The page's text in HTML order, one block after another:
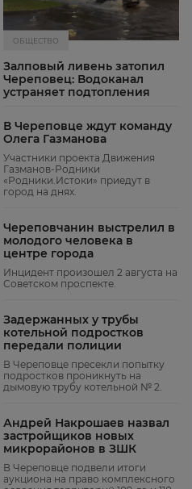
ОБЩЕСТВО
Залповый ливень затопил
Череповец: Водоканал
устраняет подтопления
В Череповце ждут команду
Олега Газманова
Участники проекта Движения
Газманов-Родники
«Родники.Истоки» приедут в
город на днях.
Череповчанин выстрелил в
молодого человека в
центре города
Инцидент произошел 2 августа на
Советском проспекте.
Задержанных у трубы
котельной подростков
передали полиции
В Череповце пресекли попытку
подростков проникнуть на
дымовую трубу котельной № 2.
Андрей Накрошаев назвал
застройщиков новых
микрорайонов в ЗШК
В Череповце подвели итоги
аукциона на право комплексного